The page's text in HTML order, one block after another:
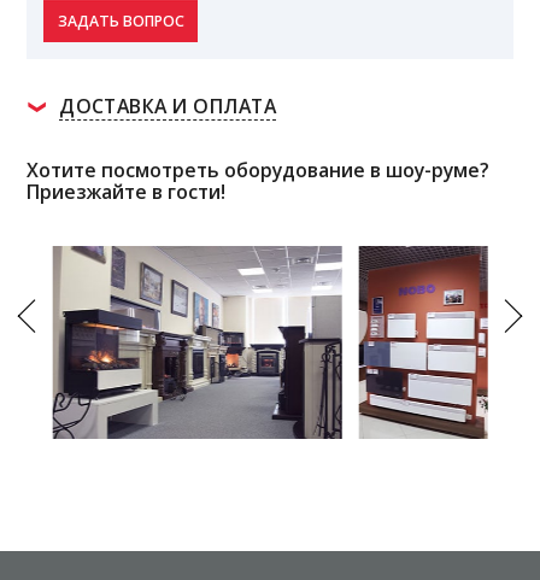
ЗАДАТЬ ВОПРОС
ДОСТАВКА И ОПЛАТА
Хотите посмотреть оборудование в шоу-руме?
Приезжайте в гости!